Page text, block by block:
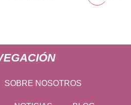
SOBRE NOSOTROS